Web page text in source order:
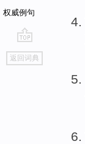
权威例句
go
top
返回词典